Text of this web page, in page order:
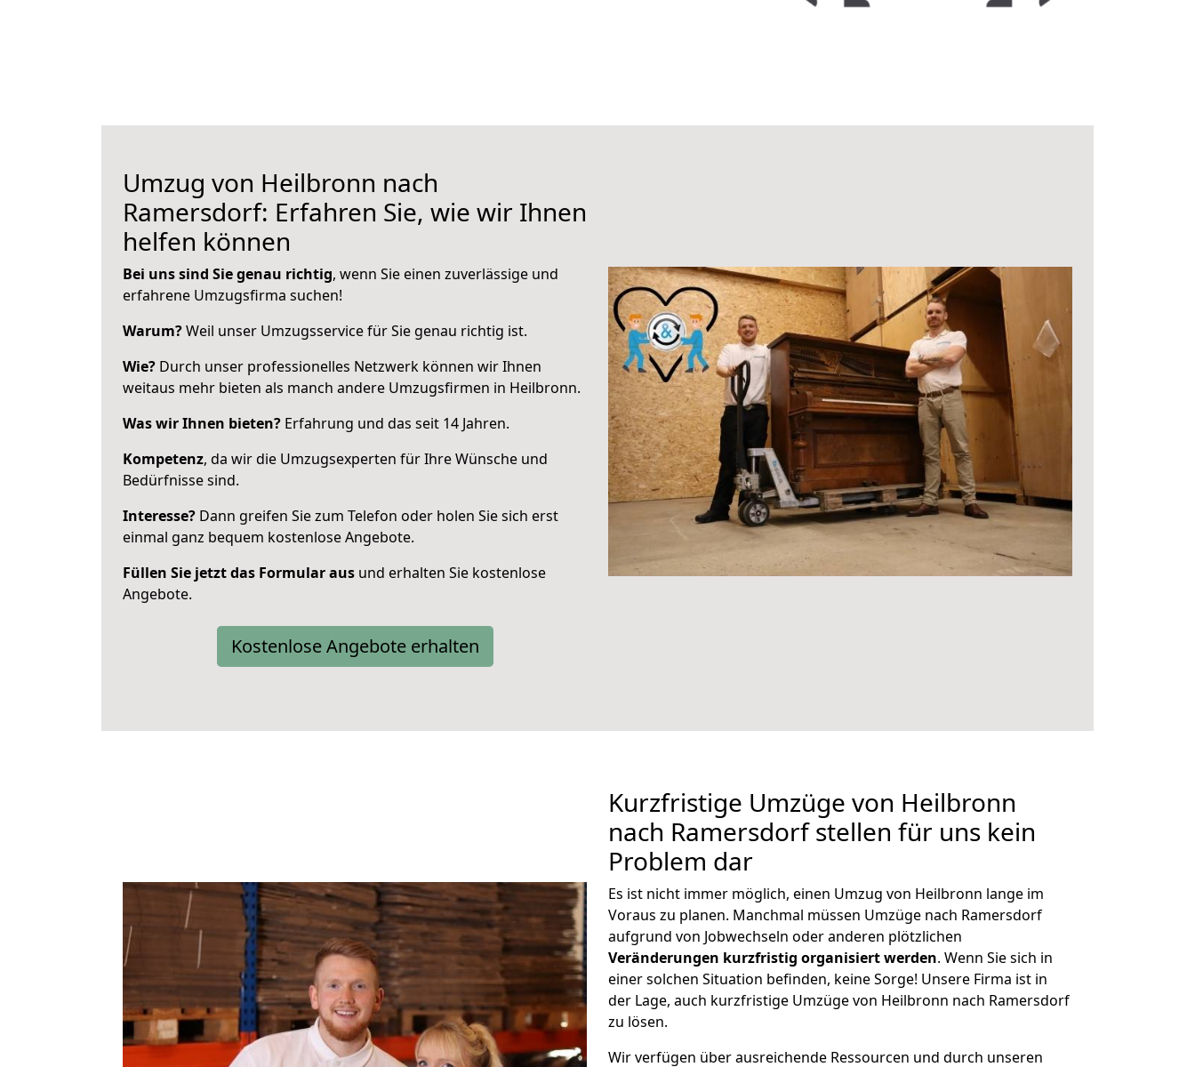
Umzug von Heilbronn nach
Ramersdorf: Erfahren Sie, wie wir Ihnen
helfen können
Bei uns sind Sie genau richtig, wenn Sie einen zuverlässige und
erfahrene Umzugsfirma suchen!
Warum?Weil unser Umzugsservice für Sie genau richtig ist.
Wie? Durch unser professionelles Netzwerk können wir Ihnen
weitaus mehr bieten als manch andere Umzugsfirmen in Heilbronn.
Was wir Ihnen bieten? Erfahrung und das seit 14 Jahren.
Kompetenz, da wir die Umzugsexperten für Ihre Wünsche und
Bedürfnisse sind.
Interesse? Dann greifen Sie zum Telefon oder holen Sie sich erst
einmal ganz bequem kostenlose Angebote.
Füllen Sie jetzt das Formular aus und erhalten Sie kostenlose
Angebote.
Kostenlose Angebote erhalten
Kurzfristige Umzüge von Heilbronn
nach Ramersdorf stellen für uns kein
Problem dar
Es ist nicht immer möglich, einen Umzug von Heilbronn lange im
Voraus zu planen. Manchmal müssen Umzüge nach Ramersdorf
aufgrund von Jobwechseln oder anderen plötzlichen
Veränderungen kurzfristig organisiert werden. Wenn Sie sich in
einer solchen Situation befinden, keine Sorge! Unsere Firma ist in
der Lage, auch kurzfristige Umzüge von Heilbronn nach Ramersdorf
zu lösen.
Wir verfügen über ausreichende Ressourcen und durch unseren